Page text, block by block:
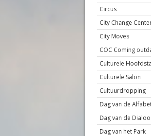
Circus
City Change
City Moves
COC Coming
Culturele
Culturele Salon
Cultuurdropping
Dag van de
Dag van de
Dag van het Park